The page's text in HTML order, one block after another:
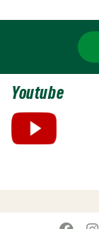
Youtube